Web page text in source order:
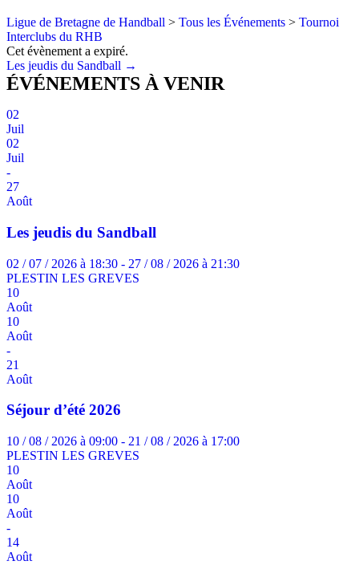
Ligue de Bretagne de Handball > Tous les Événements > Tournoi
Interclubs du RHB
Cet évènement a expiré.
Posts
navigation
Les jeudis du Sandball →
ÉVÉNEMENTS À VENIR
02
Juil
02
Juil
-
27
Août
Les jeudis du Sandball
02 / 07 / 2026 à 18:30 - 27 / 08 / 2026 à 21:30
PLESTIN LES GREVES
10
Août
10
Août
-
21
Août
Séjour d’été 2026
10 / 08 / 2026 à 09:00 - 21 / 08 / 2026 à 17:00
PLESTIN LES GREVES
10
Août
10
Août
-
14
Août